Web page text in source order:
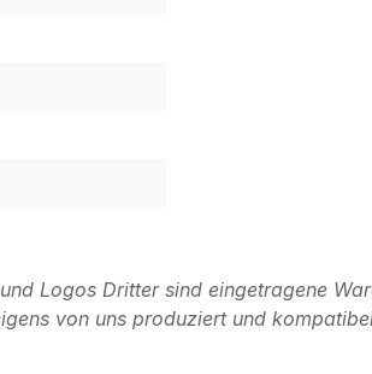
Logos Dritter sind eingetragene
von uns produziert und